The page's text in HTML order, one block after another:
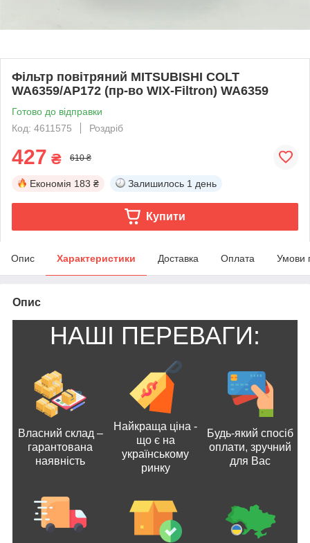
Фільтр повітряний MITSUBISHI COLT
WA6359/AP172 (пр-во WIX-Filtron) WA6359
Готово до відправки
Код: 4611575
Роздріб
427 ₴ 610 ₴
Економія 183 ₴ Залишилось 1 день
Купити
Опис Характеристики Доставка Оплата Умови
Опис
НАШІ ПЕРЕВАГИ:
Власний склад –
гарантована
наявність
Найкраща ціна -
що є на
українському
ринку
Будь-який спосіб
оплати, зручний
для Вас